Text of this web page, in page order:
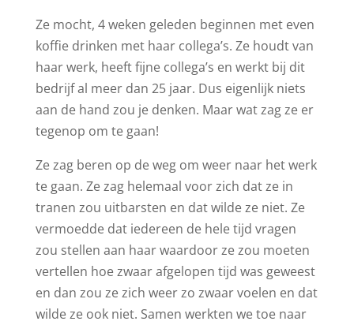
Ze mocht, 4 weken geleden beginnen met even
koffie drinken met haar collega’s. Ze houdt van
haar werk, heeft fijne collega’s en werkt bij dit
bedrijf al meer dan 25 jaar. Dus eigenlijk niets
aan de hand zou je denken. Maar wat zag ze er
tegenop om te gaan!
Ze zag beren op de weg om weer naar het werk
te gaan. Ze zag helemaal voor zich dat ze in
tranen zou uitbarsten en dat wilde ze niet. Ze
vermoedde dat iedereen de hele tijd vragen
zou stellen aan haar waardoor ze zou moeten
vertellen hoe zwaar afgelopen tijd was geweest
en dan zou ze zich weer zo zwaar voelen en dat
wilde ze ook niet. Samen werkten we toe naar